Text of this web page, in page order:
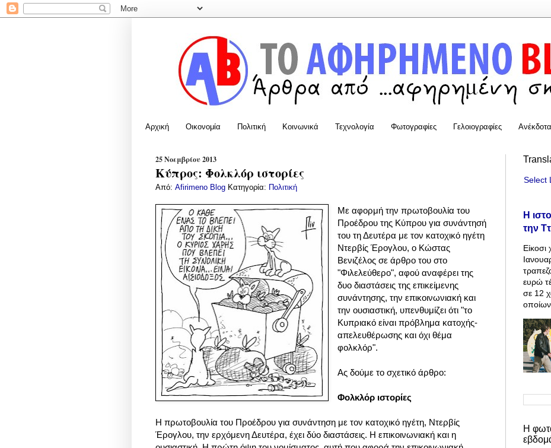
Αρχική Οικονομία Πολιτική Κοινωνικά Τεχνολογία Φωτογραφίες Γελοιογραφίες Ανέκδοτα
25 Νοεμβρίου 2013
Κύπρος: Φολκλόρ ιστορίες
Από: Afirimeno Blog Κατηγορία: Πολιτική
Με αφορμή την πρωτοβουλία του
Προέδρου της Κύπρου για συνάντησή
του τη Δευτέρα με τον κατοχικό ηγέτη
Ντερβίς Έρογλου, ο Κώστας
Βενιζέλος σε άρθρο του στο
"Φιλελεύθερο", αφού αναφέρει της
δυο διαστάσεις της επικείμενης
συνάντησης, την επικοινωνιακή και
την ουσιαστική, υπενθυμίζει ότι "το
Κυπριακό είναι πρόβλημα κατοχής-
απελευθέρωσης και όχι θέμα
φολκλόρ".
Ας δούμε το σχετικό άρθρο:
Φολκλόρ ιστορίες
Η πρωτοβουλία του Προέδρου για συνάντηση με τον κατοχικό ηγέτη, Ντερβίς
Έρογλου, την ερχόμενη Δευτέρα, έχει δύο διαστάσεις. Η επικοινωνιακή και η
Select
Η
την
Είκοσι
ευρώ
σε 12
Η